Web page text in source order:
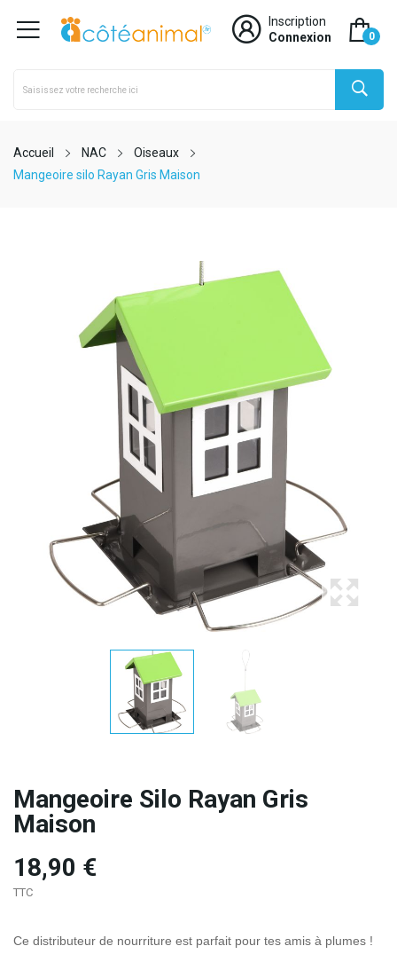
Inscription
Connexion
0
Accueil NAC
Oiseaux
Mangeoire silo Rayan Gris Maison
Mangeoire Silo Rayan Gris
Maison
18,90 €
TTC
Ce distributeur de nourriture est parfait pour tes amis à plumes !